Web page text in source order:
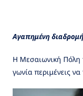
Αγαπημένη
Η Μεσαιωνική Πόλη
γωνία περιμένεις